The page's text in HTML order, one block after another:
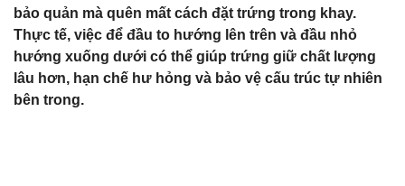
bảo quản mà quên mất cách đặt trứng trong khay.
Thực tế, việc để đầu to hướng lên trên và đầu nhỏ
hướng xuống dưới có thể giúp trứng giữ chất lượng
lâu hơn, hạn chế hư hỏng và bảo vệ cấu trúc tự nhiên
bên trong.